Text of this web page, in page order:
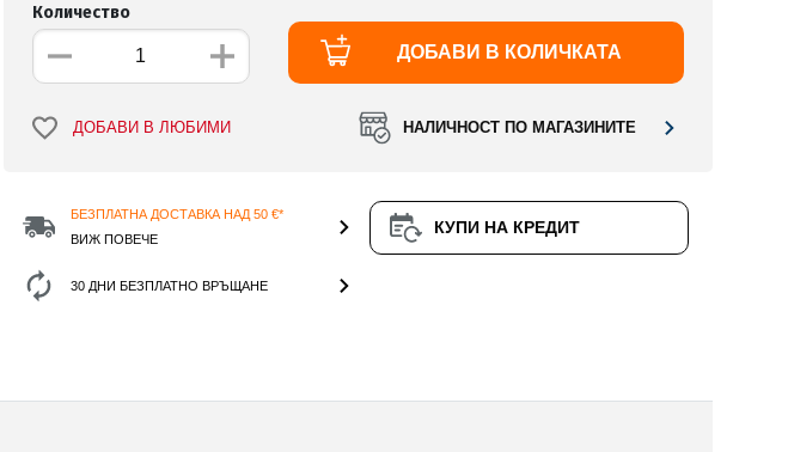
Количество
ДОБАВИ В КОЛИЧКАТА
ДОБАВИ В ЛЮБИМИ НАЛИЧНОСТ ПО МАГАЗИНИТЕ
БЕЗПЛАТНА ДОСТАВКА НАД 50 €*
ВИЖ ПОВЕЧЕ
30 ДНИ БЕЗПЛАТНО ВРЪЩАНЕ
КУПИ НА КРЕДИТ